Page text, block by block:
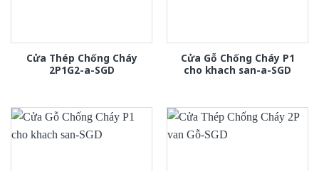
Cửa Thép Chống Cháy
2P1G2-a-SGD
Cửa Gỗ Chống Cháy P1
cho khach san-a-SGD